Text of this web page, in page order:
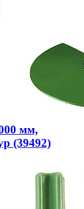
мм,
(39492)